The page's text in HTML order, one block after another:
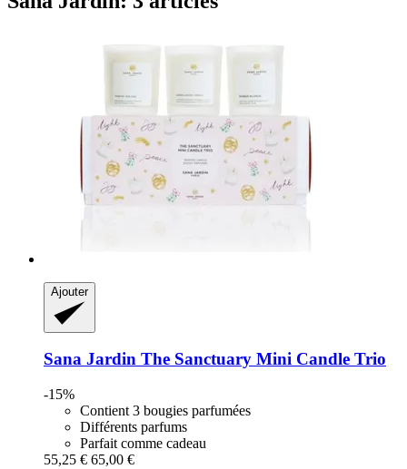
Ajouter
Sana Jardin The Sanctuary Mini Candle Trio
-15%
Contient 3 bougies parfumées
Différents parfums
Parfait comme cadeau
55,25 € 65,00 €